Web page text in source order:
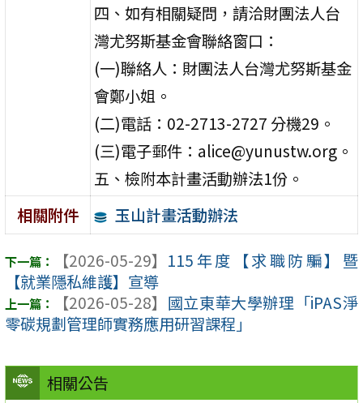
相關公告
四、如有相關疑問，請洽財團法人台
灣尤努斯基金會聯絡窗口：
(一)聯絡人：財團法人台灣尤努斯基金
會鄭小姐。
(二)電話：02-2713-2727 分機29。
(三)電子郵件：alice@yunustw.org。
五、檢附本計畫活動辦法1份。
相關附件
玉山計畫活動辦法
【2026-05-29】 115年度【求職防騙】暨
【就業隱私維護】宣導
【2026-05-28】 國立東華大學辦理「iPAS淨
零碳規劃管理師實務應用研習課程」